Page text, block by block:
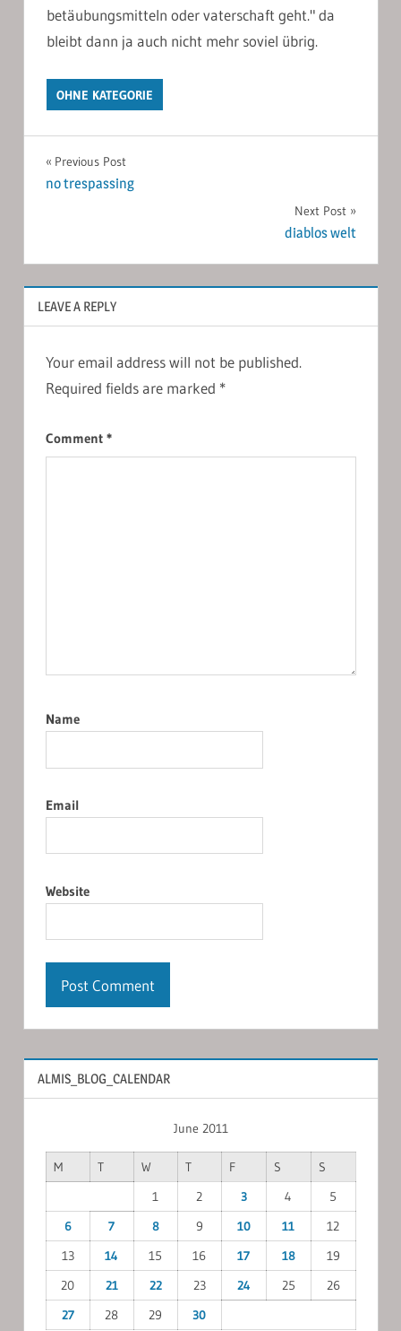
betäubungsmitteln oder vaterschaft geht." da
bleibt dann ja auch nicht mehr soviel übrig.
OHNE KATEGORIE
Post
navigation
Previous Post
no trespassing
Next Post
diablos welt
LEAVE A REPLY
Your email address will not be published.
Required fields are marked *
Comment *
Name
Email
Website
ALMIS_BLOG_CALENDAR
June 2011
M T W T F S
S
1
2 3 4
5
6
7 8 9 10 11
12
13
14 15 16 17 18
19
20
21 22 23 24 25
26
27
28 29
30